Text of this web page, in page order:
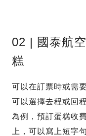
02 | 國泰航
糕
可以在訂票時或需
可以選擇去程或回
為例，預訂蛋糕收
上，可以寫上短字